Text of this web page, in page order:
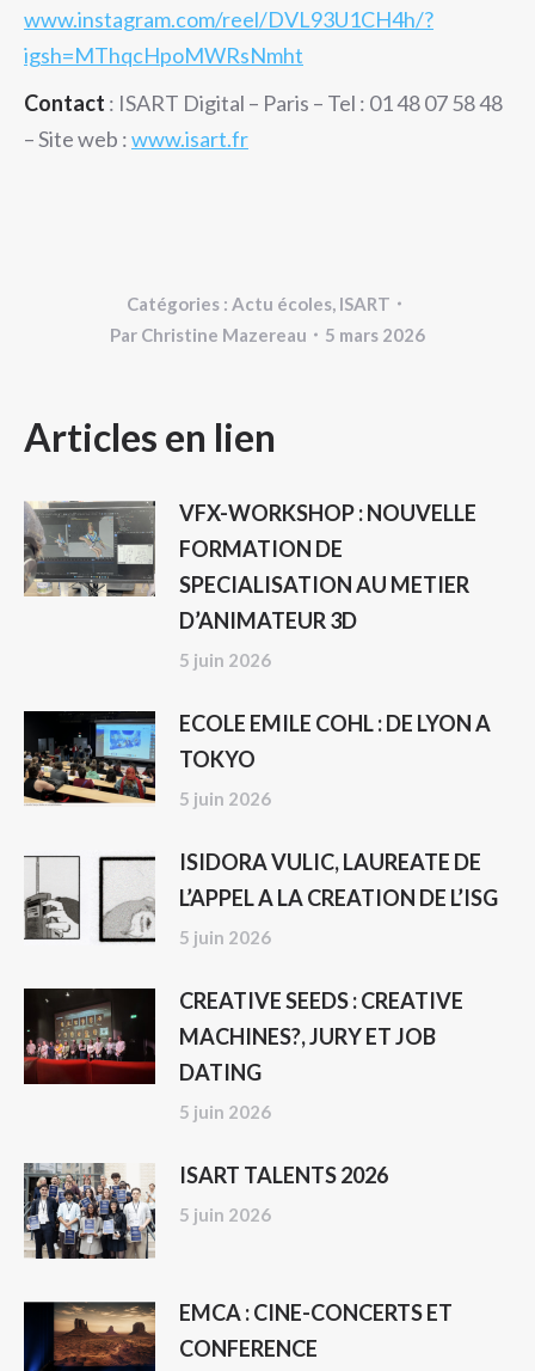
www.instagram.com/reel/DVL93U1CH4h/?
igsh=MThqcHpoMWRsNmht
Contact : ISART Digital – Paris – Tel : 01 48 07 58 48
– Site web :www.isart.fr
Catégories : Actu écoles, ISART
Par Christine Mazereau 5 mars 2026
NAVIGATION
ARTICLE
Articles en lien
VFX-WORKSHOP : NOUVELLE
FORMATION DE
SPECIALISATION AU METIER
D’ANIMATEUR 3D
5 juin 2026
ECOLE EMILE COHL : DE LYON A
TOKYO
5 juin 2026
ISIDORA VULIC, LAUREATE DE
L’APPEL A LA CREATION DE L’ISG
5 juin 2026
CREATIVE SEEDS : CREATIVE
MACHINES?, JURY ET JOB
DATING
5 juin 2026
ISART TALENTS 2026
5 juin 2026
EMCA : CINE-CONCERTS ET
CONFERENCE